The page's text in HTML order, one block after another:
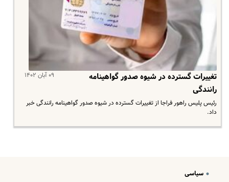
۰۹ آبان ۱۴۰۲
تغییرات گسترده در شیوه صدور گواهینامه‌
رانندگی
رئیس پلیس راهور فراجا از تغییرات گسترده در شیوه صدور گواهینامه‌ رانندگی خبر
داد.
سیاسی